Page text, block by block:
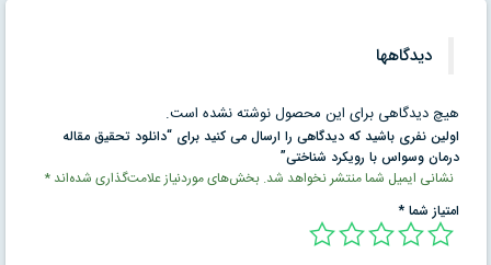
دیدگاهها
هیچ دیدگاهی برای این محصول نوشته نشده است.
اولین نفری باشید که دیدگاهی را ارسال می کنید برای “دانلود تحقیق مقاله
درمان وسواس با رویکرد شناختی”
نشانی ایمیل شما منتشر نخواهد شد. بخش‌های موردنیاز علامت‌گذاری شده‌اند*
امتیاز شما*